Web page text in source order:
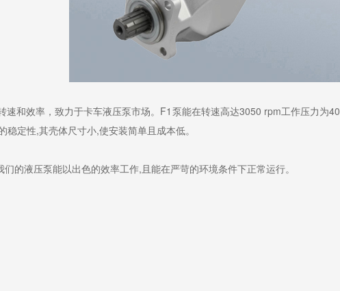
速和效率，致力于卡车液压泵市场。F1泵能在转速高达3050 rpm工作压力为
定性,其壳体尺寸小,使安装简单且成本低。
的液压泵能以出色的效率工作,且能在严苛的环境条件下正常运行。